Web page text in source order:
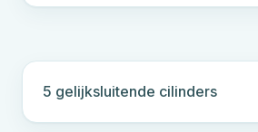
5 gelijksluitende cilinders